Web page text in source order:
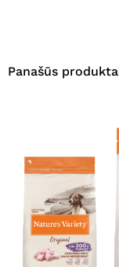
Panašūs